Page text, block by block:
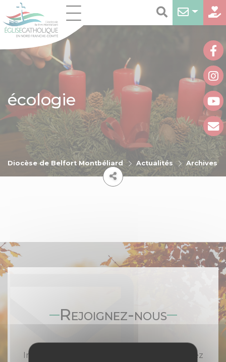
écologie
Diocèse de Belfort Montbéliard Actualités Archives
Rejoignez-nous
Inscrivez-vous à notre newsletter et recevez